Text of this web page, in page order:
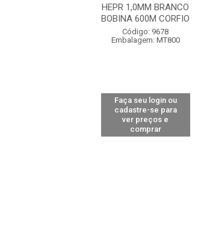
HEPR 1,0MM BRANCO
BOBINA 600M CORFIO
Código: 9678
Embalagem: MT800
Faça seu login ou
cadastre-se para
ver preços e
comprar